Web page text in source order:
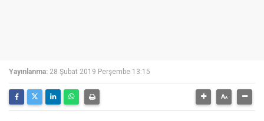
Yayınlanma: 28 Şubat 2019 Perşembe 13:15